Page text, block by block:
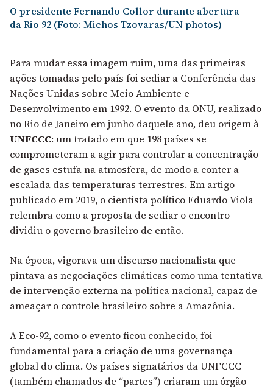
O presidente Fernando Collor durante abertura
da Rio 92 (Foto: Michos Tzovaras/UN photos)
Para mudar essa imagem ruim, uma das primeiras
ações tomadas pelo país foi sediar a Conferência das
Nações Unidas sobre Meio Ambiente e
Desenvolvimento em 1992. O evento da ONU, realizado
no Rio de Janeiro em junho daquele ano, deu origem à
UNFCCC: um tratado em que 198 países se
comprometeram a agir para controlar a concentração
de gases estufa na atmosfera, de modo a conter a
escalada das temperaturas terrestres. Em artigo
publicado em 2019, o cientista político Eduardo Viola
relembra como a proposta de sediar o encontro
dividiu o governo brasileiro de então.
Na época, vigorava um discurso nacionalista que
pintava as negociações climáticas como uma tentativa
de intervenção externa na política nacional, capaz de
ameaçar o controle brasileiro sobre a Amazônia.
A Eco-92, como o evento ficou conhecido, foi
fundamental para a criação de uma governança
global do clima. Os países signatários da UNFCCC
(também chamados de “partes”) criaram um órgão